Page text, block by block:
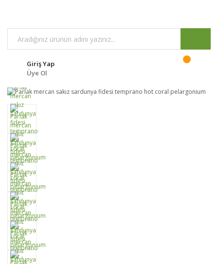
Giriş Yap
Üye Ol